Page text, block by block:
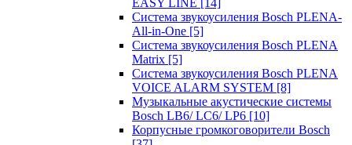
EASY LINE [14]
Система звукоусиления Bosch PLENA-
All-in-One [5]
Система звукоусиления Bosch PLENA
Matrix [5]
Система звукоусиления Bosch PLENA
VOICE ALARM SYSTEM [8]
Музыкальные акустические системы
Bosch LB6/ LC6/ LP6 [10]
Корпусные громкоговорители Bosch